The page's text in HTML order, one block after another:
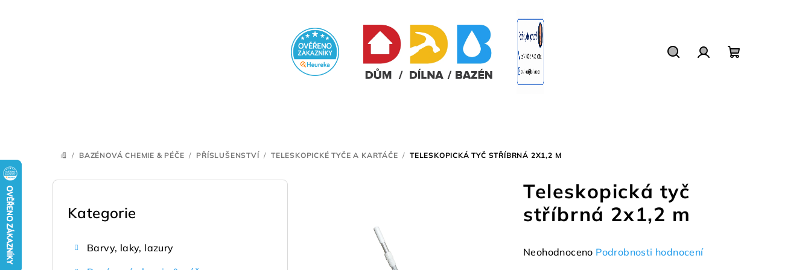
DOMŮ
/ BAZÉNOVÁ CHEMIE & PÉČE / PŘÍSLUŠENSTVÍ / TELESKOPICKÉ TYČE A KARTÁČE / TELESKOPICKÁ TYČ STŘÍBRNÁ 2X1,2 M
P
Přeskočit
kategorie
Kategorie
Barvy, laky, lazury
Teleskopická tyč
stříbrná 2x1,2 m
Průměrné
Neohodnoceno Podrobnosti hodnocení